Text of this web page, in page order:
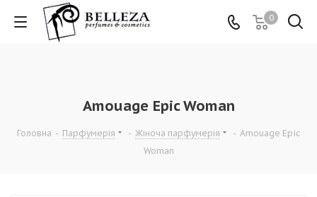
0
Amouage Epic Woman
Головна - Парфумерія - Жіноча парфумерія - Amouage Epic
Woman